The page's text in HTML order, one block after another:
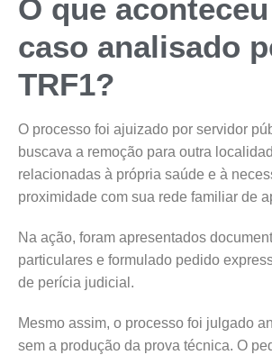
O que
caso analisado
TRF1?
O processo foi ajuizado por servidor
buscava a remoção para outra
relacionadas à própria saúde e à
proximidade com sua rede familiar de
Na ação, foram apresentados
particulares e formulado pedido
de perícia judicial.
Mesmo assim, o processo foi julgado
sem a produção da prova técnica. O